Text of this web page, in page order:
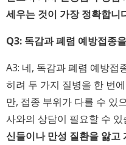
세우는 것이 가장 정확합니
Q3: 독감과 폐렴 예방접종
A3: 네, 독감과 폐렴 예방접
히려 두 가지 질병을 한 번
만, 접종 부위가 다를 수 있
사와의 상담이 필요할 수 있
신들이나 만성 질환을 앓고